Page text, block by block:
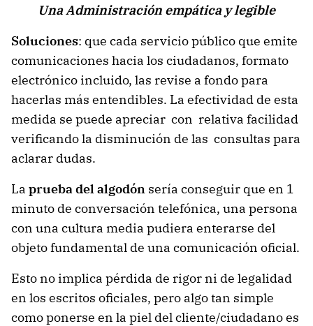
Una Administración empática y legible
Soluciones: que cada servicio público que emite
comunicaciones hacia los ciudadanos, formato
electrónico incluido, las revise a fondo para
hacerlas más entendibles. La efectividad de esta
medida se puede apreciar con relativa facilidad
verificando la disminución de las consultas para
aclarar dudas.
La prueba del algodón sería conseguir que en 1
minuto de conversación telefónica, una persona
con una cultura media pudiera enterarse del
objeto fundamental de una comunicación oficial.
Esto no implica pérdida de rigor ni de legalidad
en los escritos oficiales, pero algo tan simple
como ponerse en la piel del cliente/ciudadano es